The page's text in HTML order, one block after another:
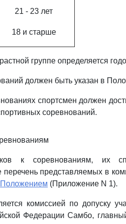
21 - 23 лет
18 и старше
группе определяется
должен быть указан в
спортсмен должен
соревнований.
к соревнованиям, их
перечень представляемых в
Положением (Приложение N 1).
комиссией по допуску
Федерации Самбо,